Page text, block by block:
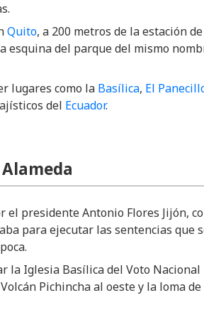
Quito, a 200 metros de la estación
esquina del parque del mismo
lugares como la Basílica, El
del Ecuador.
el presidente Antonio Flores Jijón,
para ejecutar las sentencias que
la Iglesia Basílica del Voto Nacional
Pichincha al oeste y la loma de